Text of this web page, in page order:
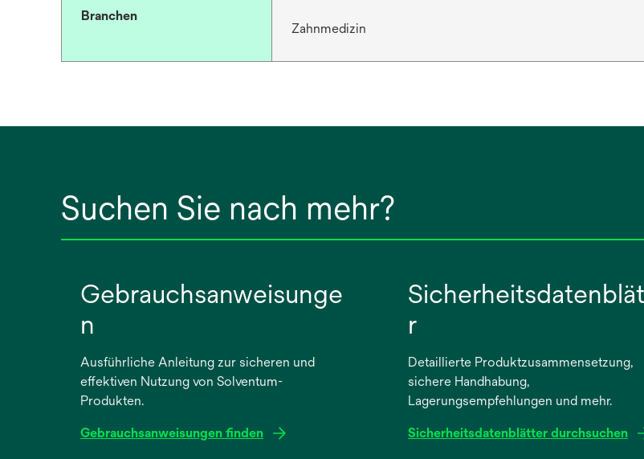
Branchen
Zahnmedizin
Suchen Sie nach mehr?
Gebrauchsanweisunge
n
Ausführliche Anleitung zur sicheren und
effektiven Nutzung von Solventum-
Produkten.
Gebrauchsanweisungen finden
r
Detaillierte Produktzusammensetzung,
sichere Handhabung,
Lagerungsempfehlungen und mehr.
Sicherheitsdatenblätter durchsuchen